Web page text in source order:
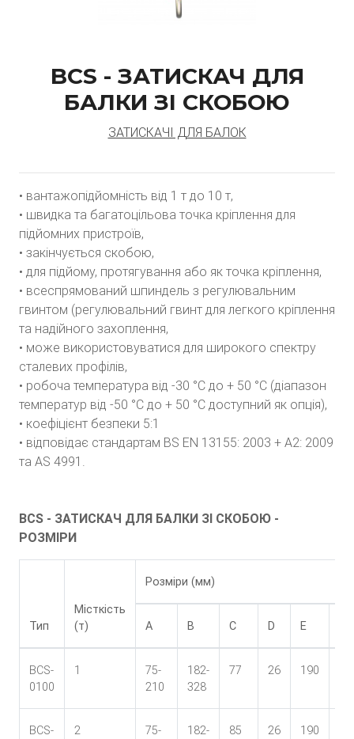
BCS - ЗАТИСКАЧ ДЛЯ
БАЛКИ ЗІ СКОБОЮ
ЗАТИСКАЧІ ДЛЯ БАЛОК
• вантажопідйомність від 1 т до 10 т,
• швидка та багатоцільова точка кріплення для
підйомних пристроїв,
• закінчується скобою,
• для підйому, протягування або як точка кріплення,
• всеспрямований шпиндель з регулювальним
гвинтом (регулювальний гвинт для легкого кріплення
та надійного захоплення,
• може використовуватися для широкого спектру
сталевих профілів,
• робоча температура від -30 °C до + 50 °C (діапазон
температур від -50 °C до + 50 °C доступний як опція),
• коефіцієнт безпеки 5:1
• відповідає стандартам BS EN 13155: 2003 + A2: 2009
та AS 4991.
BCS - ЗАТИСКАЧ ДЛЯ БАЛКИ ЗІ СКОБОЮ -
РОЗМІРИ
Тип
Місткість
(т)
Розміри (мм)
A B C D E
BCS-
0100
1
75-
210
182-
328
77 26 190
BCS-
2
75-
182-
85 26 190